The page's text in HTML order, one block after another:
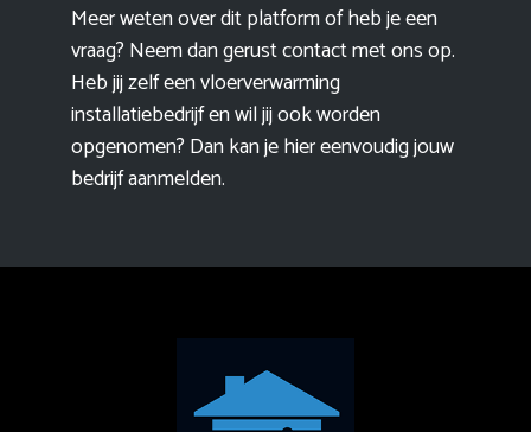
Meer weten over dit platform of heb je een
vraag? Neem dan gerust contact met ons op.
Heb jij zelf een vloerverwarming
installatiebedrijf en wil jij ook worden
opgenomen? Dan kan je hier eenvoudigjouw
bedrijf aanmelden.